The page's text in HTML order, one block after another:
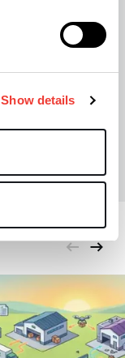
Show details